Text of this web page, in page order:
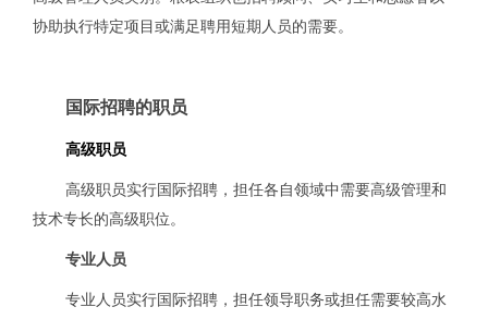
协助执行特定项目或满足聘用短期人员的需要。
国际招聘的职员
高级职员
高级职员实行国际招聘，担任各自领域中需要高级管理和
技术专长的高级职位。
专业人员
专业人员实行国际招聘，担任领导职务或担任需要较高水